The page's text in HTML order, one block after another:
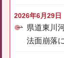
2026年6月29日
県道東川
法面崩落